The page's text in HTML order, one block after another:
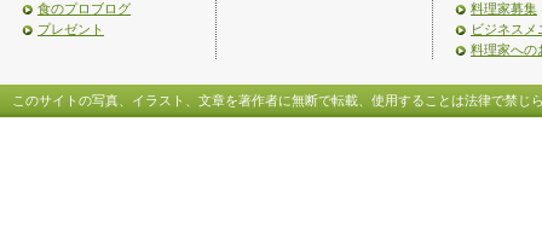
食のプロブログ
プレゼント
料理家募集
ビジネスメ
料理家への
このサイトの写真、イラスト、文章を著作者に無断で転載、使用することは法律で禁じ